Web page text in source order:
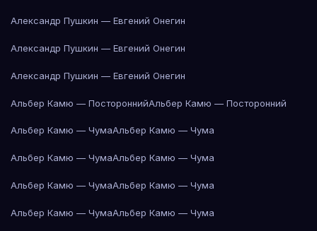
Александр Пушкин — Евгений Онегин
Александр Пушкин — Евгений Онегин
Александр Пушкин — Евгений Онегин
Альбер Камю — ПостороннийАльбер Камю — Посторонний
Альбер Камю — ЧумаАльбер Камю — Чума
Альбер Камю — ЧумаАльбер Камю — Чума
Альбер Камю — ЧумаАльбер Камю — Чума
Альбер Камю — ЧумаАльбер Камю — Чума